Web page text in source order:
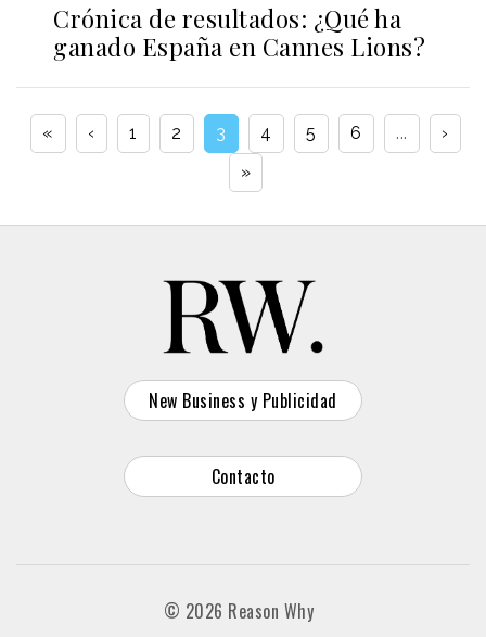
Crónica de resultados: ¿Qué ha
ganado España en Cannes Lions?
« ‹ 1 2 3 4 5 6 ...
›
»
New Business y Publicidad
Contacto
© 2026 Reason Why